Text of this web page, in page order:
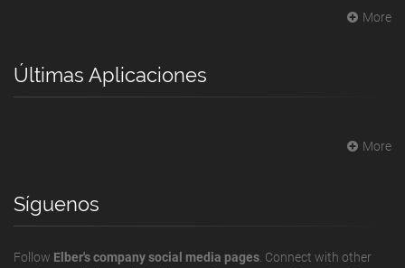
More
Últimas Aplicaciones
More
Síguenos
Follow Elber's company social media pages. Connect with other